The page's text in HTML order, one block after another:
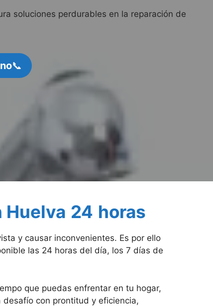
soluciones perdurables en la reparación de
📞
Huelva 24 horas
y causar inconvenientes. Es por ello
las 24 horas del día, los 7 días de
que puedas enfrentar en tu hogar,
con prontitud y eficiencia,